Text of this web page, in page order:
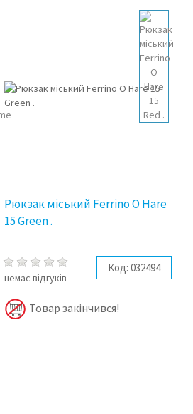
Рюкзак міський Ferrino O Hare
15 Green .
немає відгуків
Код: 032494
Товар закінчився!